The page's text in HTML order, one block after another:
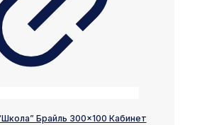
Брайль 300×100 Кабинет